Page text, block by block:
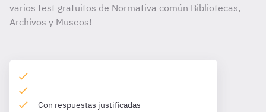
varios test gratuitos de Normativa común Bibliotecas,
Archivos y Museos!
Con respuestas justificadas